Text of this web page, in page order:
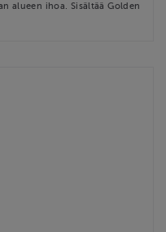
alueen ihoa. Sisältää Golden